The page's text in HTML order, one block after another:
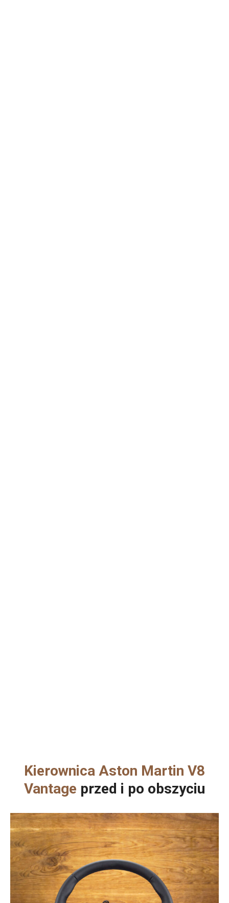
Kierownica Aston Martin V8
Vantage przed i po obszyciu